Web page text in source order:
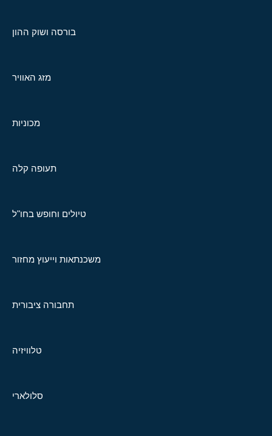
בורסה ושוק ההון
מזג האוויר
מכוניות
תעופה קלה
טיולים וחופש בחו"ל
משכנתאות וייעוץ מחזור
תחבורה ציבורית
טלוויזיה
סלולארי